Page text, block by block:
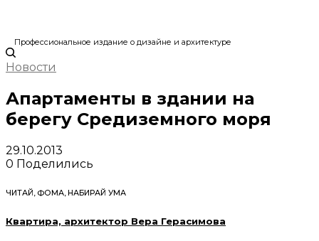
Профессиональное издание о дизайне и архитектуре
Новости
Апартаменты в здании на
берегу Средиземного моря
29.10.2013
0 Поделились
ЧИТАЙ, ФОМА, НАБИРАЙ УМА
Квартира, архитектор Вера Герасимова